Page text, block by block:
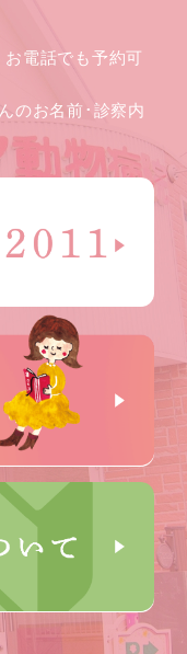
電話でも予約可
のお名前･診察内